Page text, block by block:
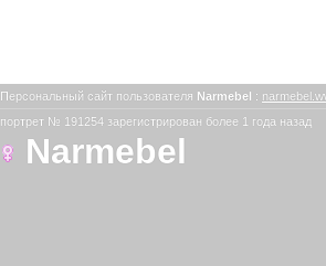
Персональный сайт пользователя Narmebel :
портрет № 191254 зарегистрирован более 1 года назад
Narmebel